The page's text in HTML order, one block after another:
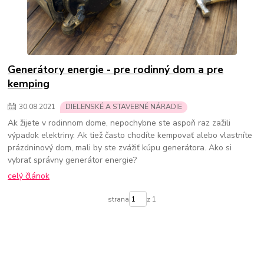
Generátory energie - pre rodinný dom a pre
kemping
30.08.2021 DIELENSKÉ A STAVEBNÉ NÁRADIE
Ak žijete v rodinnom dome, nepochybne ste aspoň raz zažili
výpadok elektriny. Ak tiež často chodíte kempovať alebo vlastníte
prázdninový dom, mali by ste zvážiť kúpu generátora. Ako si
vybrať správny generátor energie?
celý článok
strana z 1